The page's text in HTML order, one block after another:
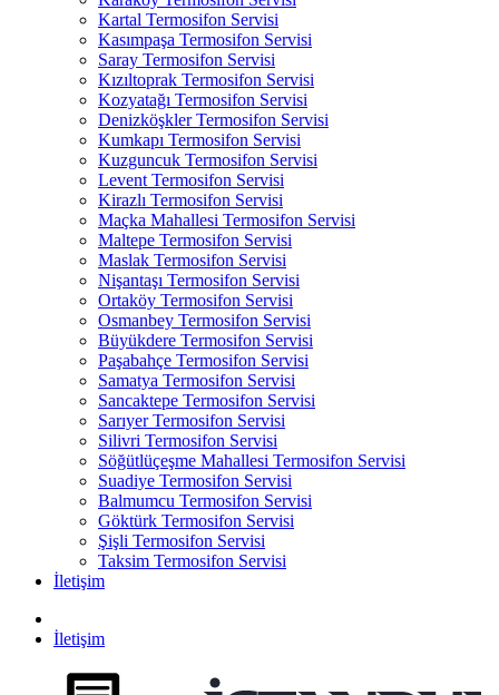
Kartal Termosifon Servisi
Kasımpaşa Termosifon Servisi
Saray Termosifon Servisi
Kızıltoprak Termosifon Servisi
Kozyatağı Termosifon Servisi
Denizköşkler Termosifon Servisi
Kumkapı Termosifon Servisi
Kuzguncuk Termosifon Servisi
Levent Termosifon Servisi
Kirazlı Termosifon Servisi
Maçka Mahallesi Termosifon Servisi
Maltepe Termosifon Servisi
Maslak Termosifon Servisi
Nişantaşı Termosifon Servisi
Ortaköy Termosifon Servisi
Osmanbey Termosifon Servisi
Büyükdere Termosifon Servisi
Paşabahçe Termosifon Servisi
Samatya Termosifon Servisi
Sancaktepe Termosifon Servisi
Sarıyer Termosifon Servisi
Silivri Termosifon Servisi
Söğütlüçeşme Mahallesi Termosifon Servisi
Suadiye Termosifon Servisi
Balmumcu Termosifon Servisi
Göktürk Termosifon Servisi
Şişli Termosifon Servisi
Taksim Termosifon Servisi
İletişim
İletişim